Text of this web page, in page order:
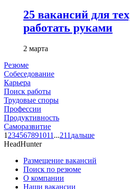
25 вакансий для
работать руками
2 марта
Резюме
Собеседование
Карьера
Поиск работы
Трудовые споры
Профессии
Продуктивность
Саморазвитие
1 234567891011 ...211 дальше
HeadHunter
Размещение вакансий
Поиск по резюме
О компании
Наши вакансии